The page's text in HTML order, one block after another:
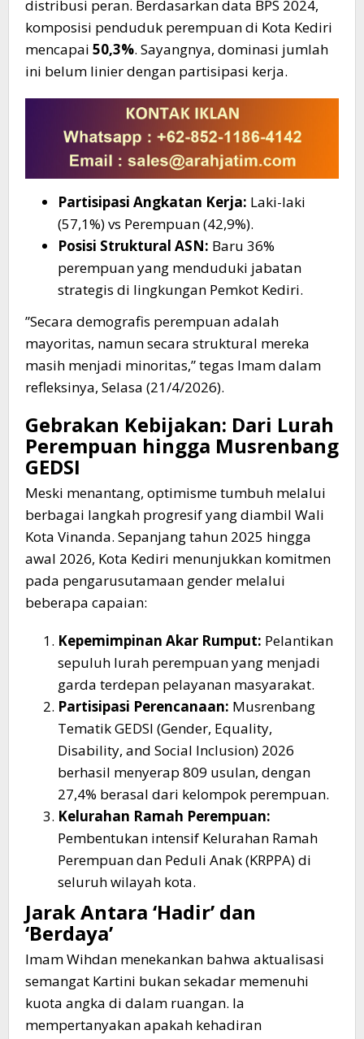
distribusi peran. Berdasarkan data BPS 2024,
komposisi penduduk perempuan di Kota Kediri
mencapai 50,3%. Sayangnya, dominasi jumlah
ini belum linier dengan partisipasi kerja.
Partisipasi Angkatan Kerja: Laki-laki
(57,1%) vs Perempuan (42,9%).
Posisi Struktural ASN: Baru 36%
perempuan yang menduduki jabatan
strategis di lingkungan Pemkot Kediri.
​”Secara demografis perempuan adalah
mayoritas, namun secara struktural mereka
masih menjadi minoritas,” tegas Imam dalam
refleksinya, Selasa (21/4/2026).
​Gebrakan Kebijakan: Dari Lurah
Perempuan hingga Musrenbang
GEDSI
​Meski menantang, optimisme tumbuh melalui
berbagai langkah progresif yang diambil Wali
Kota Vinanda. Sepanjang tahun 2025 hingga
awal 2026, Kota Kediri menunjukkan komitmen
pada pengarusutamaan gender melalui
beberapa capaian:
Kepemimpinan Akar Rumput: Pelantikan
sepuluh lurah perempuan yang menjadi
garda terdepan pelayanan masyarakat.
Partisipasi Perencanaan: Musrenbang
Tematik GEDSI (Gender, Equality,
Disability, and Social Inclusion) 2026
berhasil menyerap 809 usulan, dengan
27,4% berasal dari kelompok perempuan.
Kelurahan Ramah Perempuan:
Pembentukan intensif Kelurahan Ramah
Perempuan dan Peduli Anak (KRPPA) di
seluruh wilayah kota.
​Jarak Antara ‘Hadir’ dan
‘Berdaya’
​Imam Wihdan menekankan bahwa aktualisasi
semangat Kartini bukan sekadar memenuhi
kuota angka di dalam ruangan. Ia
mempertanyakan apakah kehadiran